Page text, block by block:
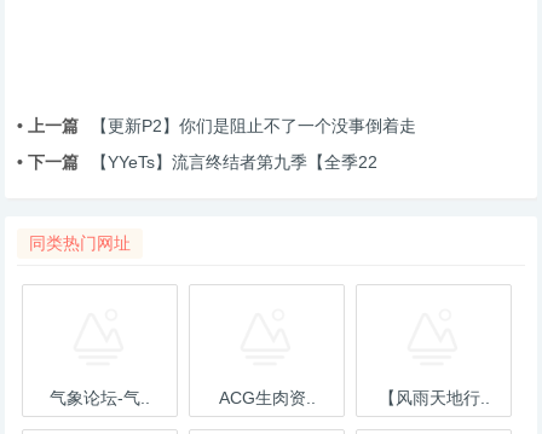
• 上一篇
【更新P2】你们是阻止不了一个没事倒着走
• 下一篇
【YYeTs】流言终结者第九季【全季22
同类热门网址
气象论坛-气.. ACG生肉资.. 【风雨天地行..